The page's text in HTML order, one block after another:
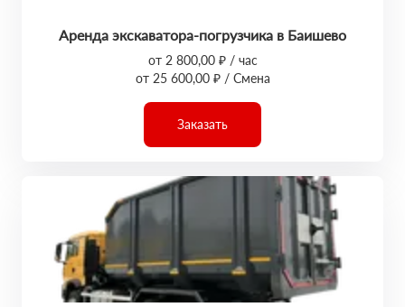
Аренда экскаватора-погрузчика в Баишево
от 2 800,00 ₽ / час
от 25 600,00 ₽ / Смена
Заказать